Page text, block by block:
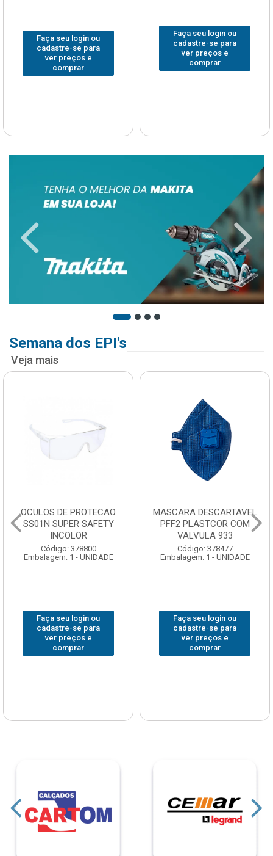
Faça seu login ou
cadastre-se para
ver preços e
comprar
Faça seu login ou
cadastre-se para
ver preços e
comprar
Semana dos EPI's
Veja mais
OCULOS DE PROTECAO
SS01N SUPER SAFETY
INCOLOR
Código: 378800
Embalagem: 1 - UNIDADE
Faça seu login ou
cadastre-se para
ver preços e
comprar
MASCARA DESCARTAVEL
PFF2 PLASTCOR COM
VALVULA 933
Código: 378477
Embalagem: 1 - UNIDADE
Faça seu login ou
cadastre-se para
ver preços e
comprar